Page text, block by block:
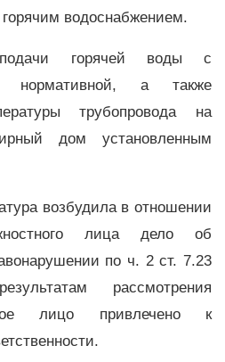
водоснабжением.
горячей воды с
нормативной, а также
трубопровода на
дом установленным
возбудила в отношении
лица дело об
по ч. 2 ст. 7.23
рассмотрения
лицо привлечено к